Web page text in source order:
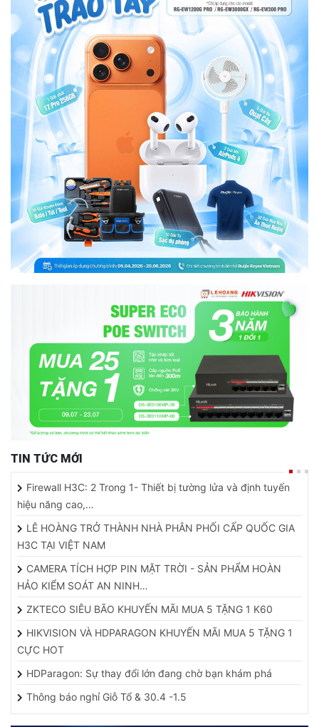
TIN TỨC MỚI
Firewall H3C: 2 Trong 1- Thiết bị tường lửa và định tuyến
hiệu năng cao,…
LÊ HOÀNG TRỞ THÀNH NHÀ PHÂN PHỐI CẤP QUỐC GIA
H3C TẠI VIỆT NAM
CAMERA TÍCH HỢP PIN MẶT TRỜI - SẢN PHẨM HOÀN
HẢO KIỂM SOÁT AN NINH…
ZKTECO SIÊU BÃO KHUYẾN MÃI MUA 5 TẶNG 1 K60
HIKVISION VÀ HDPARAGON KHUYẾN MÃI MUA 5 TẶNG 1
CỰC HOT
HDParagon: Sự thay đổi lớn đang chờ bạn khám phá
Thông báo nghỉ Giỗ Tổ & 30.4 -1.5